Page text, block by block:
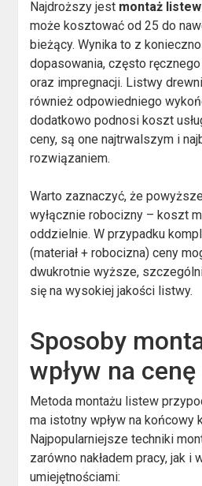
Najdroższy jest montaż
może kosztować od 25 do
bieżący. Wynika to z
dopasowania, często
oraz impregnacji. Listwy
również odpowiedniego
dodatkowo podnosi koszt
ceny, są one najtrwalszym i
rozwiązaniem.
Warto zaznaczyć, że
wyłącznie robocizny – koszt
oddzielnie. W przypadku
(materiał + robocizna) ceny
dwukrotnie wyższe,
się na wysokiej jakości listwy.
Sposoby
wpływ na cenę
Metoda montażu listew
ma istotny wpływ na końcowy
Najpopularniejsze techniki
zarówno nakładem pracy, jak i
umiejętnościami: